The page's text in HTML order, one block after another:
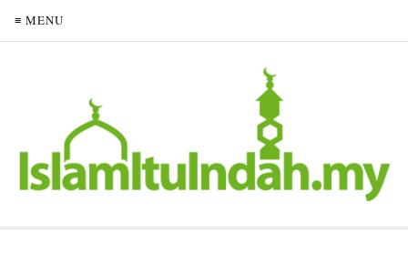
≡ MENU